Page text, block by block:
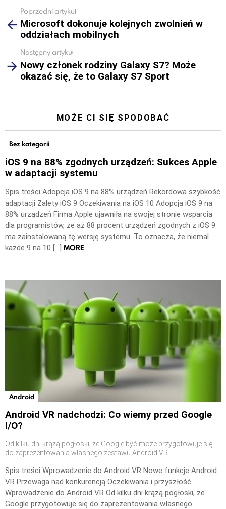
more
Poprzedni artykuł
Microsoft dokonuje kolejnych zwolnień w
oddziałach mobilnych
Następny artykuł
Nowy członek rodziny Galaxy S7? Może
okazać się, że to Galaxy S7 Sport
MOŻE CI SIĘ SPODOBAĆ
Bez kategorii
iOS 9 na 88% zgodnych urządzeń: Sukces Apple
w adaptacji systemu
Spis treści Adopcja iOS 9 na 88% urządzeń Rekordowa szybkość
adaptacji Zalety iOS 9 Oczekiwania na iOS 10 Adopcja iOS 9 na
88% urządzeń Firma Apple ujawniła na swojej stronie wsparcia
dla programistów, że aż 88 procent urządzeń zgodnych z iOS 9
ma zainstalowaną tę wersję systemu. To oznacza, że niemal
każde 9 na 10 […] MORE
Android
Android VR nadchodzi: Co wiemy przed Google
I/O?
Od kilku dni krążą pogłoski, że Google być może przygotowuje się
do zaprezentowania własnego zestawu Android VR
Spis treści Wprowadzenie do Android VR Nowe funkcje Android
VR Przewaga nad konkurencją Oczekiwania i przyszłość
Wprowadzenie do Android VR Od kilku dni krążą pogłoski, że
Google przygotowuje się do zaprezentowania własnego